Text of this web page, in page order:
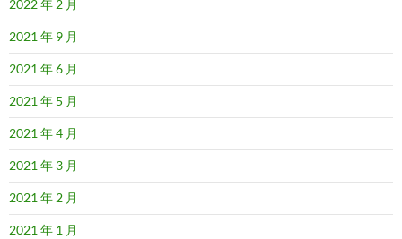
2022 年 2 月
2021 年 9 月
2021 年 6 月
2021 年 5 月
2021 年 4 月
2021 年 3 月
2021 年 2 月
2021 年 1 月